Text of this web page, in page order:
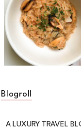
Blogroll
A LUXURY TRAVEL